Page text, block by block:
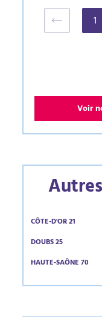
1
Voir
CÔTE-D'OR 21
DOUBS 25
HAUTE-SAÔNE 70